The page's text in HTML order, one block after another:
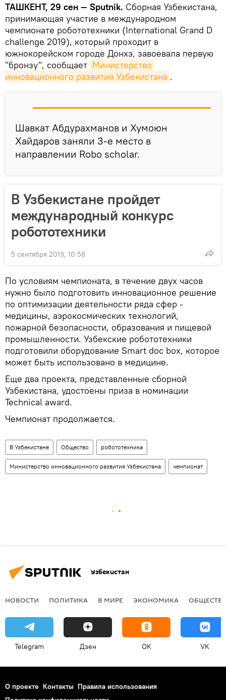
ТАШКЕНТ, 29 сен — Sputnik. Сборная Узбекистана,
принимающая участие в международном
чемпионате робототехники (International Grand D
challenge 2019), который проходит в
южнокорейском городе Донхэ, завоевала первую
"бронзу", сообщает Министерство
инновационного развития Узбекистана .
Шавкат Абдурахманов и Хумоюн
Хайдаров заняли 3-е место в
направлении Robo scholar.
В Узбекистане пройдет
международный конкурс
робототехники
5 сентября 2019, 10:58
По условиям чемпионата, в течение двух часов
нужно было подготовить инновационное решение
по оптимизации деятельности ряда сфер -
медицины, аэрокосмических технологий,
пожарной безопасности, образования и пищевой
промышленности. Узбекские робототехники
подготовили оборудование Smart doc box, которое
может быть использовано в медицине.
Еще два проекта, представленные сборной
Узбекистана, удостоены приза в номинации
Technical award.
Чемпионат продолжается.
В Узбекистане Общество робототехника
Министерство инновационного развития Узбекистана чемпионат
Узбекистан
НОВОСТИ ПОЛИТИКА В МИРЕ ЭКОНОМИКА
Telegram Дзен OK VK
О проекте Контакты Правила использования